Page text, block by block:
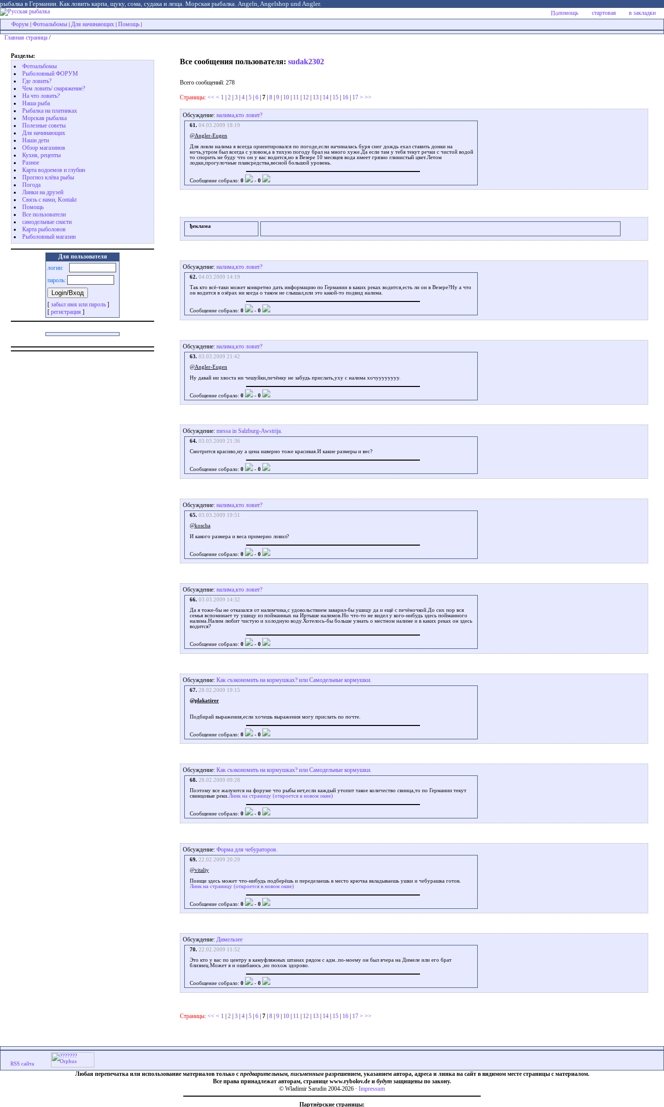
рыбалка в Германии. Как ловить карпа, щуку, сома, судака и леща. Морская рыбалка. Angeln, Angelshop und Angler.
помощь стартовая
в закладки
Форум
Фотоальбомы Для начинающих Помощь
Главная страница /
Разделы:
Фотоальбомы
Рыболовный ФОРУМ
Где ловить?
Чем ловить/ снаряжение?
На что ловить?
Наша рыба
Рыбалка на платниках
Морская рыбалка
Полезные советы
Для начинающих
Наши дети
Обзор магазинов
Кухня, рецепты
Разное
Карта водоемов и глубин
Прогноз клёва рыбы
Погода
Линки на друзей
Связь с нами, Kontakt
Помощь
Все пользователи
самодельные снасти
Карта рыболовов
Рыболовный магазин
Для пользователя
логин:
пароль:
[ забыл имя или пароль ]
[ регистрация ]
Все сообщения пользователя: sudak2302
Всего сообщений: 278
Страницы: << < 1 | 2 | 3 | 4 | 5 | 6 | 7 | 8 | 9 | 10 | 11 | 12 | 13 | 14 | 15 | 16 | 17 > >>
Обсуждение: налимa,кто ловит?
61. 04.03.2009 18:19
@Angler-Eugen
Для ловли налима я всегда ориентировался по погоде,если начиналась буря снег дождь ехал ставить донки на
ночь,утром был всегда с уловом,а в тихую погоду брал на много хуже.Да если там у тебя текут речки с чистой водой
то спорить не буду что он у вас водится,но в Везере 10 месяцев вода имеет грязно глинистый цвет.Летом
лодки,прогулочные плавсредства,весной большой уровень.
Сообщение собрало: 0 - 0
ђеклама
Обсуждение: налимa,кто ловит?
62. 04.03.2009 14:19
Так кто всё-таки может конкретно дать информацию по Германии в каких реках водится,есть ли он в Везере?Ну а что
он водится в озёрах ни когда о таком не слышал,или это какой-то подвид налима.
Сообщение собрало: 0 - 0
Обсуждение: налимa,кто ловит?
63. 03.03.2009 21:42
@Angler-Eugen
Ну давай ни хвоста ни чешуйки,печёнку не забудь прислать,уху с налима хочуууууууу.
Сообщение собрало: 0 - 0
Обсуждение: messa in Salzburg-Awstrija.
64. 03.03.2009 21:36
Смотрится красиво,ну а цена наверно тоже красивая.И какие размеры и вес?
Сообщение собрало: 0 - 0
Обсуждение: налимa,кто ловит?
65. 03.03.2009 19:51
@koscha
И какого размера и веса примерно ловил?
Сообщение собрало: 0 - 0
Обсуждение: налимa,кто ловит?
66. 03.03.2009 14:32
Да я тоже-бы не отказался от налимчика,с удовольствием заварил-бы ушицу да и ещё с печёночкой.До сих пор вся
семья вспоминает ту ушицу из пойманных на Иртыше налимов.Но что-то не видел у кого-нибудь здесь пойманного
налима.Налим любит чистую и холодную воду.Хотелось-бы больше узнать о местном налиме и в каких реках он здесь
водится?
Сообщение собрало: 0 - 0
Обсуждение: Как съэкономить на кормушках? или Самодельные кормушки.
67. 28.02.2009 19:15
@plakatirer
Подбирай выражения,если хочешь выражения могу прислать по почте.
Сообщение собрало: 0 - 0
Обсуждение: Как съэкономить на кормушках? или Самодельные кормушки.
68. 28.02.2009 09:28
Поэтому все жалуются на форуме что рыбы нет,если каждый утопит такое количество свинца,то по Германии текут
свинцовые реки.Линк на страницу (откроется в новом окне)
Сообщение собрало: 0 - 0
Обсуждение: Форма для чебураторов.
69. 22.02.2009 20:29
@vitaliy
Поищи здесь может что-нибудь подберёшь и переделаешь в место крючка вкладываешь ушки и чебурашка готов.
Линк на страницу (откроется в новом окне)
Сообщение собрало: 0 - 0
Обсуждение: Димельзее
70. 22.02.2009 11:52
Это кто у вас по центру в камуфляжных штанах рядом с адм..по-моему он был вчера на Димеле или его брат
близнец.Может я и ошибаюсь ,но похож здорово.
Сообщение собрало: 0 - 0
Страницы: << < 1 | 2 | 3 | 4 | 5 | 6 | 7 | 8 | 9 | 10 | 11 | 12 | 13 | 14 | 15 | 16 | 17 > >>
Любая перепечатка или использование материалов только с предварительным, письменнымразрешением, указанием автора, адреса и линка на сайт в видимом месте страницы с материалом.
Все права принадлежат авторам, странице www.rybolov.de и будут защищены по закону.
© Wladimir Sarudin 2004-2026 · Impressum
Партнёрские страницы: